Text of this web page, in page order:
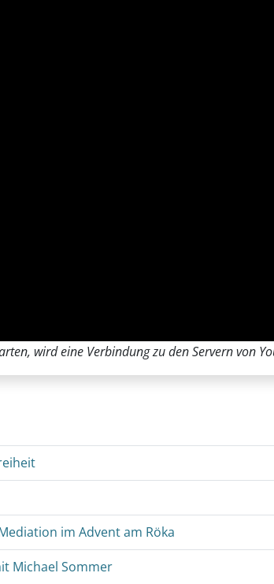
wird eine Verbindung zu den Servern von
im Advent am Röka
Michael Sommer